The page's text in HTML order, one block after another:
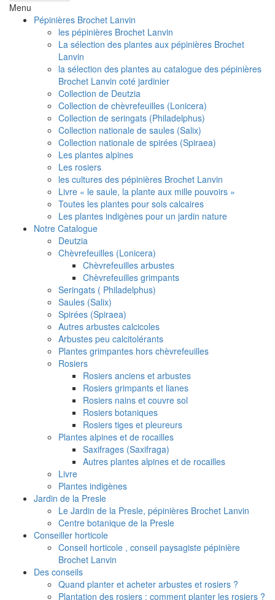
Menu
Pépinières Brochet Lanvin
les pépinières Brochet Lanvin
La sélection des plantes aux pépinières Brochet
Lanvin
la sélection des plantes au catalogue des pépinières
Brochet Lanvin coté jardinier
Collection de Deutzia
Collection de chèvrefeuilles (Lonicera)
Collection de seringats (Philadelphus)
Collection nationale de saules (Salix)
Collection nationale de spirées (Spiraea)
Les plantes alpines
Les rosiers
les cultures des pépinières Brochet Lanvin
Livre « le saule, la plante aux mille pouvoirs »
Toutes les plantes pour sols calcaires
Les plantes indigènes pour un jardin nature
Notre Catalogue
Deutzia
Chèvrefeuilles (Lonicera)
Chèvrefeuilles arbustes
Chèvrefeuilles grimpants
Seringats ( Philadelphus)
Saules (Salix)
Spirées (Spiraea)
Autres arbustes calcicoles
Arbustes peu calcitolérants
Plantes grimpantes hors chèvrefeuilles
Rosiers
Rosiers anciens et arbustes
Rosiers grimpants et lianes
Rosiers nains et couvre sol
Rosiers botaniques
Rosiers tiges et pleureurs
Plantes alpines et de rocailles
Saxifrages (Saxifraga)
Autres plantes alpines et de rocailles
Livre
Plantes indigènes
Jardin de la Presle
Le Jardin de la Presle, pépinières Brochet Lanvin
Centre botanique de la Presle
Conseiller horticole
Conseil horticole , conseil paysagiste pépinière
Brochet Lanvin
Des conseils
Quand planter et acheter arbustes et rosiers ?
Plantation des rosiers : comment planter les rosiers ?